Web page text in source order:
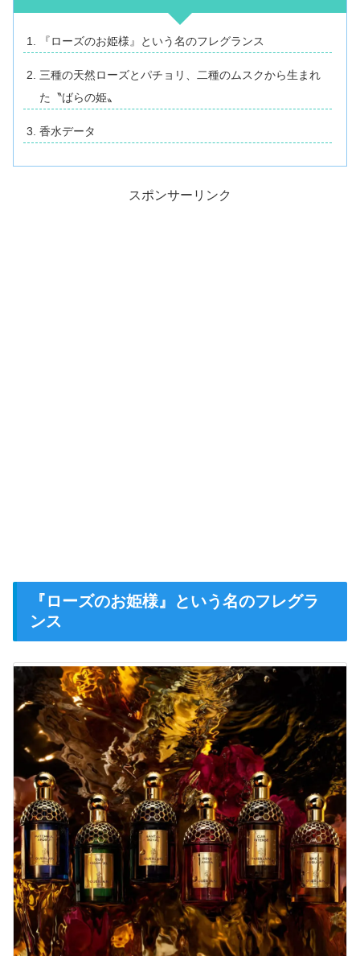
『ローズのお姫様』という名のフレグランス
三種の天然ローズとパチョリ、二種のムスクから生まれ
た〝ばらの姫〟
香水データ
スポンサーリンク
『ローズのお姫様』という名のフレグラ
ンス